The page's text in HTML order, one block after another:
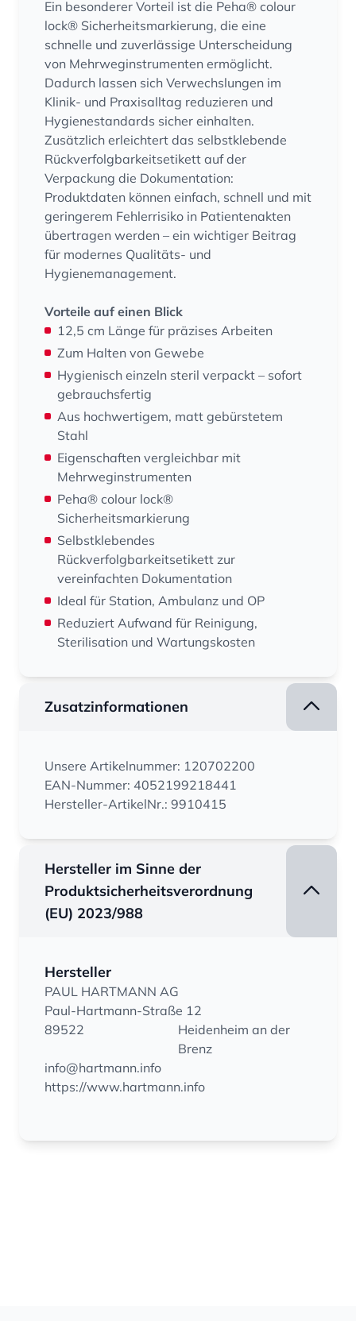
Ein besonderer Vorteil ist die Peha® colour
lock® Sicherheitsmarkierung, die eine
schnelle und zuverlässige Unterscheidung
von Mehrweginstrumenten ermöglicht.
Dadurch lassen sich Verwechslungen im
Klinik- und Praxisalltag reduzieren und
Hygienestandards sicher einhalten.
Zusätzlich erleichtert das selbstklebende
Rückverfolgbarkeitsetikett auf der
Verpackung die Dokumentation:
Produktdaten können einfach, schnell und mit
geringerem Fehlerrisiko in Patientenakten
übertragen werden – ein wichtiger Beitrag
für modernes Qualitäts- und
Hygienemanagement.
Vorteile auf einen Blick
12,5 cm Länge für präzises Arbeiten
Zum Halten von Gewebe
Hygienisch einzeln steril verpackt – sofort
gebrauchsfertig
Aus hochwertigem, matt gebürstetem
Stahl
Eigenschaften vergleichbar mit
Mehrweginstrumenten
Peha® colour lock®
Sicherheitsmarkierung
Selbstklebendes
Rückverfolgbarkeitsetikett zur
vereinfachten Dokumentation
Ideal für Station, Ambulanz und OP
Reduziert Aufwand für Reinigung,
Sterilisation und Wartungskosten
Zusatzinformationen
Unsere Artikelnummer: 120702200
EAN-Nummer: 4052199218441
Hersteller-ArtikelNr.: 9910415
Hersteller im Sinne der
Produktsicherheitsverordnung
(EU) 2023/988
Hersteller
PAUL HARTMANN AG
Paul-Hartmann-Straße 12
89522
Heidenheim an der
Brenz
info@hartmann.info
https://www.hartmann.info